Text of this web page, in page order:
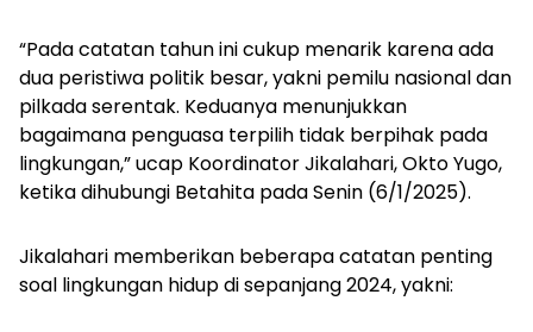
“Pada catatan tahun ini cukup menarik karena ada
dua peristiwa politik besar, yakni pemilu nasional dan
pilkada serentak. Keduanya menunjukkan
bagaimana penguasa terpilih tidak berpihak pada
lingkungan,” ucap Koordinator Jikalahari, Okto Yugo,
ketika dihubungi Betahita pada Senin (6/1/2025).
Jikalahari memberikan beberapa catatan penting
soal lingkungan hidup di sepanjang 2024, yakni: